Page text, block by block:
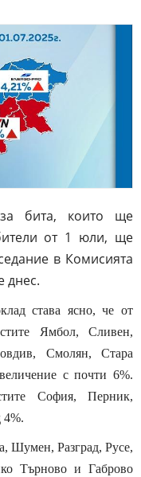
за бита, които ще
от 1 юли, ще
в Комисията
днес.
става ясно, че от
Ямбол, Сливен,
Смолян, Стара
с почти 6%.
София, Перник,
4%.
Шумен, Разград, Русе,
Търново и Габрово